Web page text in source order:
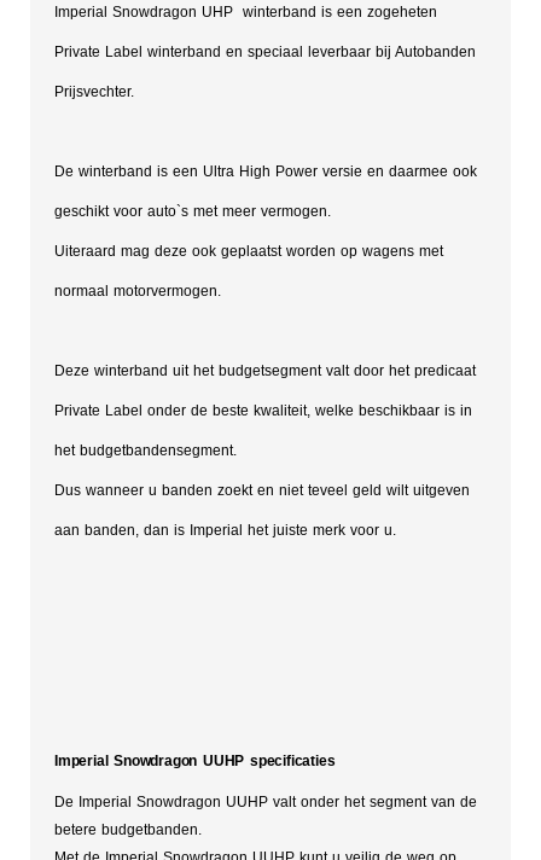
Imperial Snowdragon UHP winterband is een zogeheten
Private Label winterband en speciaal leverbaar bij Autobanden
Prijsvechter.
De winterband is een Ultra High Power versie en daarmee ook
geschikt voor auto`s met meer vermogen.
Uiteraard mag deze ook geplaatst worden op wagens met
normaal motorvermogen.
Deze winterband uit het budgetsegment valt door het predicaat
Private Label onder de beste kwaliteit, welke beschikbaar is in
het budgetbandensegment.
Dus wanneer u banden zoekt en niet teveel geld wilt uitgeven
aan banden, dan is Imperial het juiste merk voor u.
Imperial Snowdragon UUHP specificaties
De Imperial Snowdragon UUHP valt onder het segment van de
betere budgetbanden.